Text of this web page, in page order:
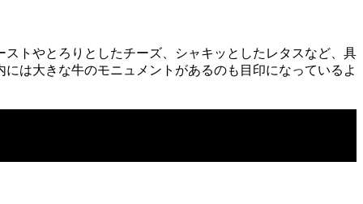
トやとろりとしたチーズ、シャキッとしたレタスなど、具
は大きな牛のモニュメントがあるのも目印になっているよ